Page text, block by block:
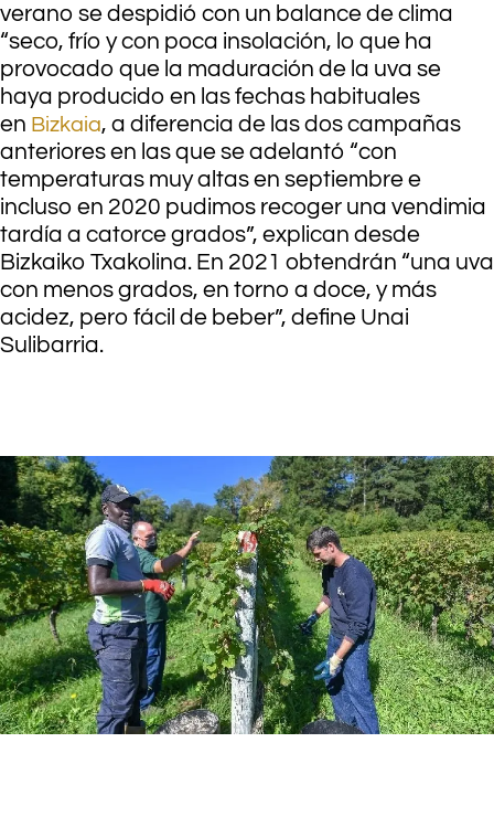
verano se despidió con un balance de clima
“seco, frío y con poca insolación, lo que ha
provocado que la maduración de la uva se
haya producido en las fechas habituales
en Bizkaia, a diferencia de las dos campañas
anteriores en las que se adelantó “con
temperaturas muy altas en septiembre e
incluso en 2020 pudimos recoger una vendimia
tardía a catorce grados”, explican desde
Bizkaiko Txakolina. En 2021 obtendrán “una uva
con menos grados, en torno a doce, y más
acidez, pero fácil de beber”, define Unai
Sulibarria.